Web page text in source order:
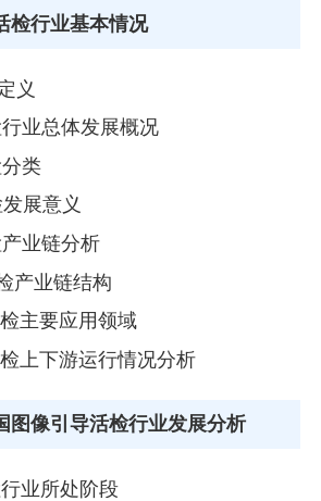
检行业基本情况
义
业总体发展概况
类
展意义
业链分析
产业链结构
主要应用领域
上下游运行情况分析
图像引导活检行业发展分析
业所处阶段